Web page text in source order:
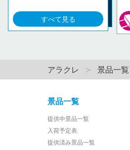
すべて見る
アラクレ 景品一覧
景品一覧
提供中景品一覧
入荷予定表
提供済み景品一覧